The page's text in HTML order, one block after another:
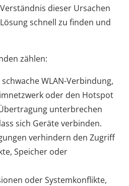
dieser Ursachen
schnell zu finden und
zählen:
WLAN-Verbindung,
oder den Hotspot
unterbrechen
sich Geräte verbinden.
verhindern den Zugriff
Speicher oder
oder Systemkonflikte,